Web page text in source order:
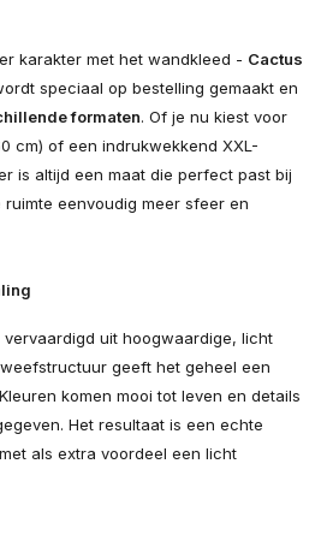
karakter met het wandkleed - Cactus
speciaal op bestelling gemaakt en
formaten. Of je nu kiest voor
cm) of een indrukwekkend XXL-
is altijd een maat die perfect past bij
eenvoudig meer sfeer en
uit hoogwaardige, licht
geeft het geheel een
komen mooi tot leven en details
Het resultaat is een echte
als extra voordeel een licht